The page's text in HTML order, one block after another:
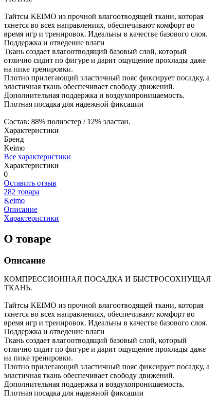
Тайтсы KEIMO из прочной влагоотводящей ткани, которая
тянется во всех направлениях, обеспечивают комфорт во
время игр и тренировок. Идеальны в качестве базового слоя.
Поддержка и отведение влаги
Ткань создает влагоотводящий базовый слой, который
отлично сидит по фигуре и дарит ощущение прохлады даже
на пике тренировки.
Плотно прилегающий эластичный пояс фиксирует посадку, а
эластичная ткань обеспечивает свободу движений.
Дополнительная поддержка и воздухопроницаемость.
Плотная посадка для надежной фиксации
Состав: 88% полиэстер / 12% эластан.
Характеристики
Бренд
Keimo
Все характеристики
Характеристики
0
Оставить отзыв
282 товара
Keimo
Описание
Характеристики
О товаре
Описание
КОМПРЕССИОННАЯ ПОСАДКА И БЫСТРОСОХНУЩАЯ
ТКАНЬ.
Тайтсы KEIMO из прочной влагоотводящей ткани, которая
тянется во всех направлениях, обеспечивают комфорт во
время игр и тренировок. Идеальны в качестве базового слоя.
Поддержка и отведение влаги
Ткань создает влагоотводящий базовый слой, который
отлично сидит по фигуре и дарит ощущение прохлады даже
на пике тренировки.
Плотно прилегающий эластичный пояс фиксирует посадку, а
эластичная ткань обеспечивает свободу движений.
Дополнительная поддержка и воздухопроницаемость.
Плотная посадка для надежной фиксации